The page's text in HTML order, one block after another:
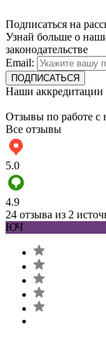
Подписаться на
Узнай больше о
законодательстве
Email:
Наши аккредитации
Отзывы по работе с
Все отзывы
5.0
4.9
24 отзыва из 2
ЮЧ